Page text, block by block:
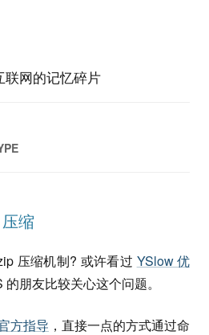
联网的记忆碎片
缩
压缩机制? 或许看过 YSlow 优
的朋友比较关心这个问题。
方指导 ，直接一点的方式通过命